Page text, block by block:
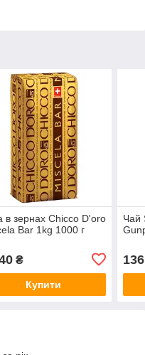
в зернах Chicco D'oro
Bar 1kg 1000 г
₴
Купити
Чай
136